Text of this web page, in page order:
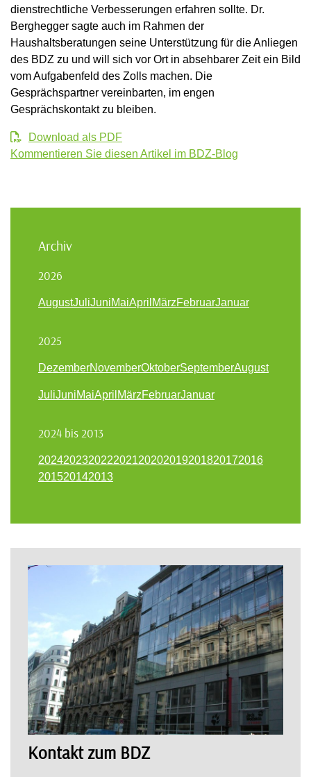
dienstrechtliche Verbesserungen erfahren sollte. Dr.
Berghegger sagte auch im Rahmen der
Haushaltsberatungen seine Unterstützung für die Anliegen
des BDZ zu und will sich vor Ort in absehbarer Zeit ein Bild
vom Aufgabenfeld des Zolls machen. Die
Gesprächspartner vereinbarten, im engen
Gesprächskontakt zu bleiben.
Download als PDF
Kommentieren Sie diesen Artikel im BDZ-Blog
Archiv
2026
AugustJuliJuniMaiApril MärzFebruarJanuar
2025
DezemberNovemberOktoberSeptemberAugust
JuliJuniMaiApril MärzFebruarJanuar
2024 bis 2013
202420232022202120202019201820172016
201520142013
Kontakt zum BDZ